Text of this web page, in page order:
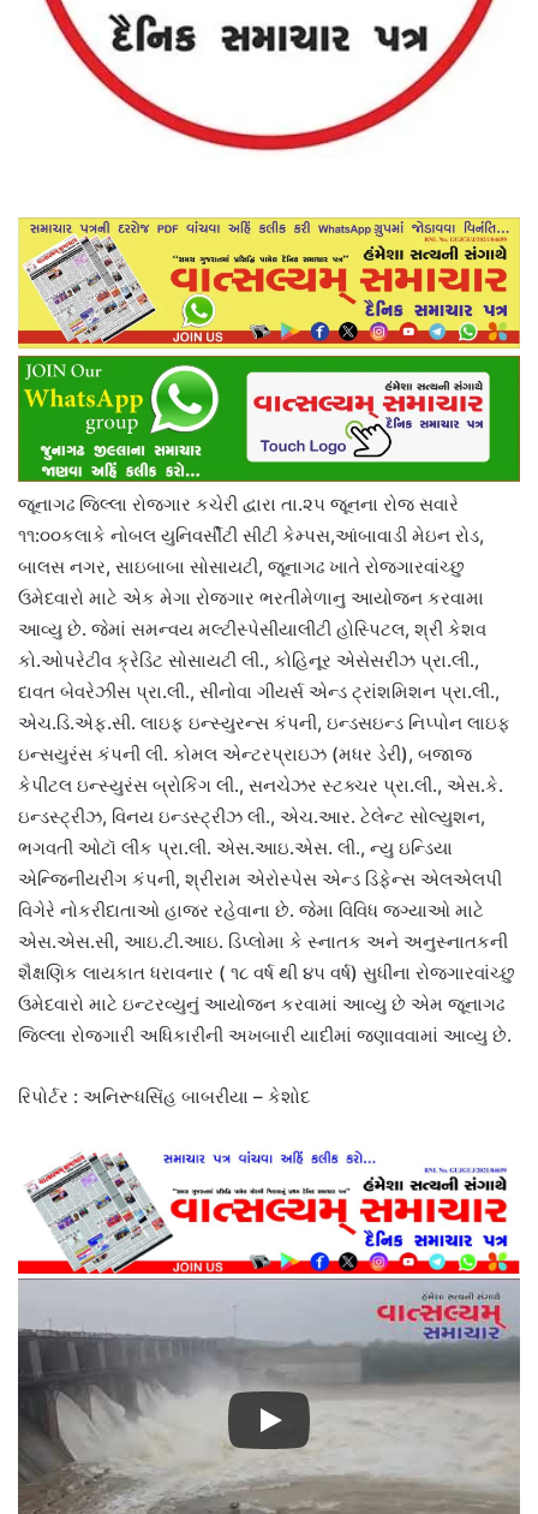
જૂનાગઢ જિલ્લા રોજગાર કચેરી દ્વારા તા.૨૫ જૂનના રોજ સવારે
૧૧:૦૦કલાકે નોબલ યુનિવર્સીટી સીટી કેમ્પસ,આંબાવાડી મેઇન રોડ,
બાલસ નગર, સાઇબાબા સોસાયટી, જૂનાગઢ ખાતે રોજગારવાંચ્છુ
ઉમેદવારો માટે એક મેગા રોજગાર ભરતીમેળાનુ આયોજન કરવામા
આવ્યુ છે. જેમાં સમન્વય મલ્ટીસ્પેસીયાલીટી હોસ્પિટલ, શ્રી કેશવ
કો.ઓપરેટીવ ક્રેડિટ સોસાયટી લી., કોહિનૂર એસેસરીઝ પ્રા.લી.,
દાવત બેવરેઝીસ પ્રા.લી., સીનોવા ગીયર્સ એન્ડ ટ્રાંશમિશન પ્રા.લી.,
એચ.ડિ.એફ.સી. લાઇફ ઇન્સ્યુરન્સ કંપની, ઇન્ડસઇન્ડ નિપ્પોન લાઇફ
ઇન્સયુરંસ કંપની લી. કોમલ એન્ટરપ્રાઇઝ (મધર ડેરી), બજાજ
કેપીટલ ઇન્સ્યુરંસ બ્રોકિંગ લી., સનચેઝર સ્ટક્ચર પ્રા.લી., એસ.કે.
ઇન્ડસ્ટ્રીઝ, વિનય ઇન્ડસ્ટ્રીઝ લી., એચ.આર. ટેલેન્ટ સોલ્યુશન,
ભગવતી ઓટૉ લીંક પ્રા.લી. એસ.આઇ.એસ. લી., ન્યુ ઇન્ડિયા
એન્જિનીયરીંગ કંપની, શ્રીરામ એરોસ્પેસ એન્ડ ડિફેન્સ એલએલપી
વિગેરે નોકરીદાતાઓ હાજર રહેવાના છે. જેમા વિવિધ જગ્યાઓ માટે
એસ.એસ.સી, આઇ.ટી.આઇ. ડિપ્લોમા કે સ્નાતક અને અનુસ્નાતકની
શૈક્ષણિક લાયકાત ધરાવનાર ( ૧૮ વર્ષ થી ૪૫ વર્ષ) સુધીના રોજગારવાંચ્છુ
ઉમેદવારો માટે ઇન્ટરવ્યુનું આયોજન કરવામાં આવ્યુ છે એમ જૂનાગઢ
જિલ્લા રોજગારી અધિકારીની અખબારી યાદીમાં જણાવવામાં આવ્યુ છે.
રિપોર્ટર : અનિરૂધસિંહ બાબરીયા – કેશોદ